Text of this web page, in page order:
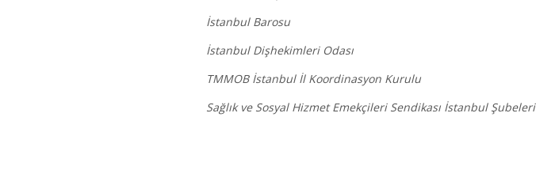
İstanbul Barosu
İstanbul Dişhekimleri Odası
TMMOB İstanbul İl Koordinasyon Kurulu
Sağlık ve Sosyal Hizmet Emekçileri Sendikası İstanbul Şubeleri